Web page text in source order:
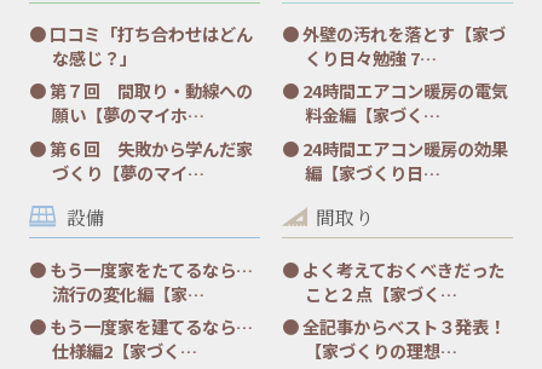
口コミ「打ち合わせはどん
な感じ？」
第７回 間取り・動線への
願い【夢のマイホ…
第６回 失敗から学んだ家
づくり【夢のマイ…
外壁の汚れを落とす【家づ
くり日々勉強 7…
24時間エアコン暖房の電気
料金編【家づく…
24時間エアコン暖房の効果
編【家づくり日…
設備
もう一度家をたてるなら…
流行の変化編【家…
もう一度家を建てるなら…
仕様編2【家づく…
間取り
よく考えておくべきだった
こと２点【家づく…
全記事からベスト３発表！
【家づくりの理想…